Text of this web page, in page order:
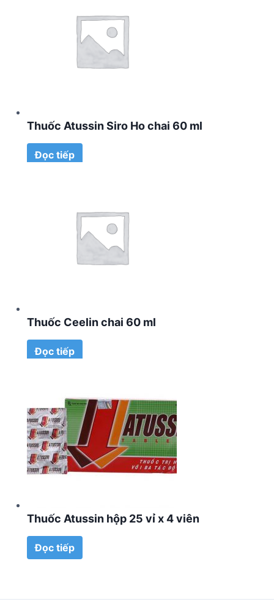
Thuốc Atussin Siro Ho chai 60 ml
Đọc tiếp
Thuốc Ceelin chai 60 ml
Đọc tiếp
Thuốc Atussin hộp 25 vỉ x 4 viên
Đọc tiếp